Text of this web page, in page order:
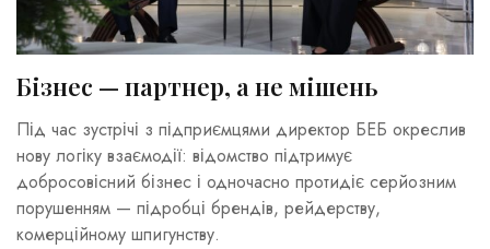
Бізнес — партнер, а не мішень
Під час зустрічі з підприємцями директор БЕБ окреслив
нову логіку взаємодії: відомство підтримує
добросовісний бізнес і одночасно протидіє серйозним
порушенням — підробці брендів, рейдерству,
комерційному шпигунству.